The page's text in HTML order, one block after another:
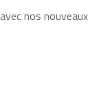
nos nouveaux